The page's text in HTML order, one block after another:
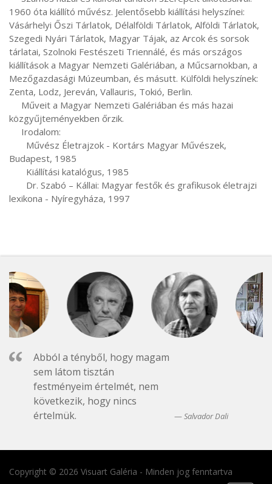
1960 óta kiállító művész. Jelentősebb kiállítási helyszínei:
Vásárhelyi Őszi Tárlatok, Délalföldi Tárlatok, Alföldi Tárlatok,
Szegedi Nyári Tárlatok, Magyar Tájak, az Arcok és sorsok
tárlatai, Szolnoki Festészeti Triennálé, és más országos
kiállítások a Magyar Nemzeti Galériában, a Műcsarnokban, a
Mezőgazdasági Múzeumban, és másutt. Külföldi helyszínek:
Zenta, Lodz, Jereván, Vallauris, Tokió, Berlin.
közgyűjteményekben őrzik.
Budapest, 1985
lexikona - Nyíregyháza, 1997
Abból a tényből, hogy magam
sem látom tisztán
festményeim értelmét, nem
következik, hogy nincs
értelmük.
Salvador Dali
Copyright © 2026 Visuart Galéria - Minden jog fenntartva